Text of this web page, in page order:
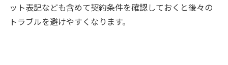
ット表記なども含めて契約条件を確認しておくと後々の
トラブルを避けやすくなります。